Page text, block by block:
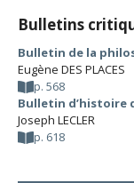
Bulletins
Bulletin de la
Eugène DES PLACES
p. 568
Bulletin d’histoire
Joseph LECLER
p. 618